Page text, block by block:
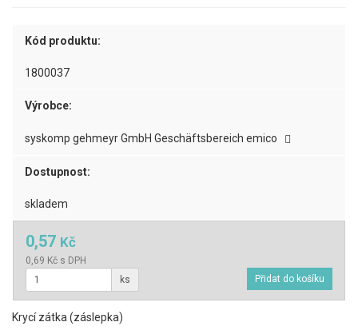
Kód produktu:
1800037
Výrobce:
syskomp gehmeyr GmbH Geschäftsbereich emico
Dostupnost:
skladem
0,57 Kč
0,69 Kč s DPH
ks
Krycí zátka (záslepka)